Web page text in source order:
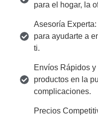
para el hogar, la
Asesoría
para ayudarte a
ti.
Envíos Rápidos
productos en la
complicaciones.
Precios